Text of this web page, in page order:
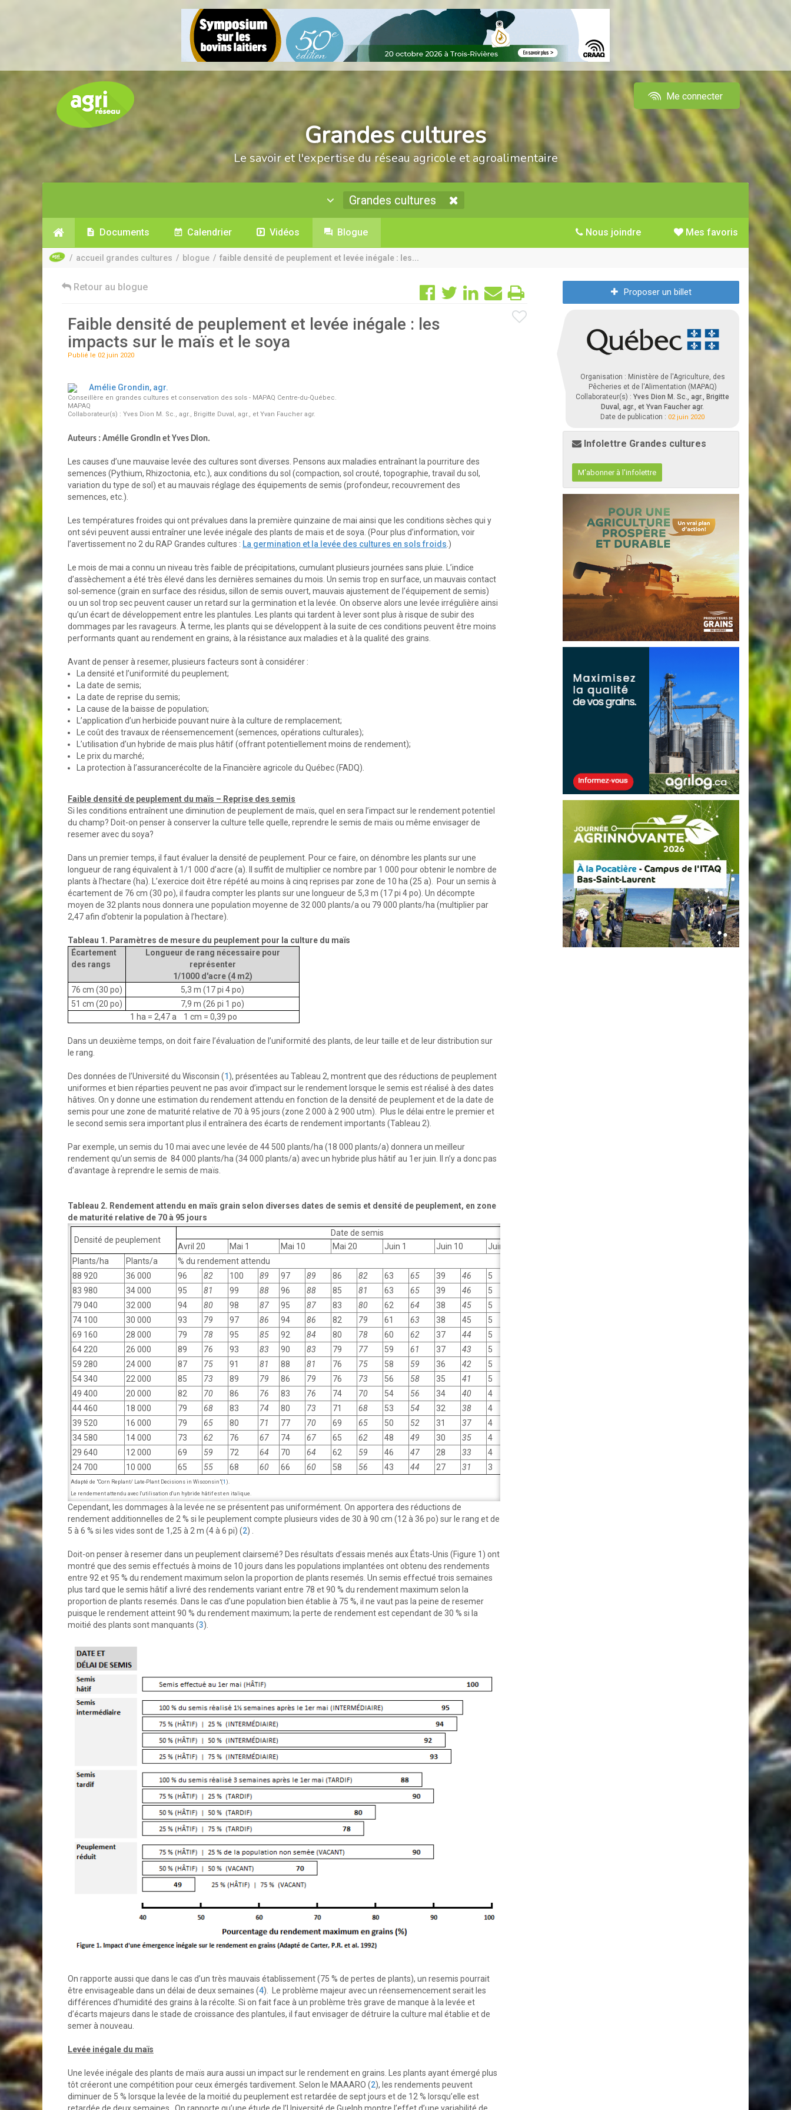
Me connecter
Grandes cultures
Le savoir et l'expertise du réseau agricole et agroalimentaire
Grandes cultures
Documents Calendrier Vidéos Blogue Mes favoris
Nous joindre
/ accueil grandes cultures / blogue / faible densité de peuplement et levée inégale : les...
Retour au blogue
Faible densité de peuplement et levée inégale : les
impacts sur le maïs et le soya
Publié le 02 juin 2020
Amélie Grondin, agr.
Conseillère en grandes cultures et conservation des sols - MAPAQ Centre-du-Québec.
MAPAQ
Collaborateur(s) : Yves Dion M. Sc., agr., Brigitte Duval, agr., et Yvan Faucher agr.
Auteurs : Amélie Grondin et Yves Dion.
Les causes d’une mauvaise levée des cultures sont diverses. Pensons aux maladies entraînant la pourriture des
semences (Pythium, Rhizoctonia, etc.), aux conditions du sol (compaction, sol crouté, topographie, travail du sol,
variation du type de sol) et au mauvais réglage des équipements de semis (profondeur, recouvrement des
semences, etc.).
Les températures froides qui ont prévalues dans la première quinzaine de mai ainsi que les conditions sèches qui y
ont sévi peuvent aussi entraîner une levée inégale des plants de maïs et de soya. (Pour plus d’information, voir
l’avertissement no 2 du RAP Grandes cultures : La germination et la levée des cultures en sols froids .)
Le mois de mai a connu un niveau très faible de précipitations, cumulant plusieurs journées sans pluie. L’indice
d’assèchement a été très élevé dans les dernières semaines du mois. Un semis trop en surface, un mauvais contact
sol-semence (grain en surface des résidus, sillon de semis ouvert, mauvais ajustement de l’équipement de semis)
ou un sol trop sec peuvent causer un retard sur la germination et la levée. On observe alors une levée irrégulière ainsi
qu’un écart de développement entre les plantules. Les plants qui tardent à lever sont plus à risque de subir des
dommages par les ravageurs. À terme, les plants qui se développent à la suite de ces conditions peuvent être moins
performants quant au rendement en grains, à la résistance aux maladies et à la qualité des grains.
Avant de penser à resemer, plusieurs facteurs sont à considérer :
La densité et l’uniformité du peuplement;
La date de semis;
La date de reprise du semis;
La cause de la baisse de population;
L’application d’un herbicide pouvant nuire à la culture de remplacement;
Le coût des travaux de réensemencement (semences, opérations culturales);
L’utilisation d’un hybride de maïs plus hâtif (offrant potentiellement moins de rendement);
Le prix du marché;
La protection à l’assurancerécolte de la Financière agricole du Québec (FADQ).
Faible densité de peuplement du maïs – Reprise des semis
Si les conditions entraînent une diminution de peuplement de maïs, quel en sera l’impact sur le rendement potentiel
du champ? Doit-on penser à conserver la culture telle quelle, reprendre le semis de maïs ou même envisager de
resemer avec du soya?
Dans un premier temps, il faut évaluer la densité de peuplement. Pour ce faire, on dénombre les plants sur une
longueur de rang équivalent à 1/1 000 d’acre (a). Il suffit de multiplier ce nombre par 1 000 pour obtenir le nombre de
plants à l’hectare (ha). L’exercice doit être répété au moins à cinq reprises par zone de 10 ha (25 a). Pour un semis à
écartement de 76 cm (30 po), il faudra compter les plants sur une longueur de 5,3 m (17 pi 4 po). Un décompte
moyen de 32 plants nous donnera une population moyenne de 32 000 plants/a ou 79 000 plants/ha (multiplier par
2,47 afin d’obtenir la population à l’hectare).
Tableau 1. Paramètres de mesure du peuplement pour la culture du maïs
Écartement
des rangs
Longueur de rang nécessaire pour
représenter
1/1000 d'acre (4 m2)
76 cm (30 po)
5,3 m (17 pi 4 po)
51 cm (20 po)
7,9 m (26 pi 1 po)
1 ha = 2,47 a 1 cm = 0,39 po
Dans un deuxième temps, on doit faire l’évaluation de l’uniformité des plants, de leur taille et de leur distribution sur
le rang.
Des données de l’Université du Wisconsin (1 ), présentées au Tableau 2, montrent que des réductions de peuplement
uniformes et bien réparties peuvent ne pas avoir d’impact sur le rendement lorsque le semis est réalisé à des dates
hâtives. On y donne une estimation du rendement attendu en fonction de la densité de peuplement et de la date de
semis pour une zone de maturité relative de 70 à 95 jours (zone 2 000 à 2 900 utm). Plus le délai entre le premier et
le second semis sera important plus il entraînera des écarts de rendement importants (Tableau 2).
Par exemple, un semis du 10 mai avec une levée de 44 500 plants/ha (18 000 plants/a) donnera un meilleur
rendement qu’un semis de 84 000 plants/ha (34 000 plants/a) avec un hybride plus hâtif au 1er juin. Il n’y a donc pas
d’avantage à reprendre le semis de maïs.
Tableau 2. Rendement attendu en maïs grain selon diverses dates de semis et densité de peuplement, en zone
de maturité relative de 70 à 95 jours
Densité de peuplement
Date de semis
Avril 20
Mai 1 Mai 10 Mai 20 Juin 1 Juin 10
Juin 20
Plants/ha
Plants/a
% du rendement attendu
88 920
36 000 96 82 100 89 97 89 86 82 63 65 39 46 5
83 980
34 000 95 81 99 88 96 88 85 81 63 65 39 46 5
79 040
32 000 94 80 98 87 95 87 83 80 62 64 38 45 5
74 100
30 000 93 79 97 86 94 86 82 79 61 63 38 45 5
69 160
28 000 79 78 95 85 92 84 80 78 60 62 37 44 5
64 220
26 000 89 76 93 83 90 83 79 77 59 61 37 43 5
59 280
24 000 87 75 91 81 88 81 76 75 58 59 36 42 5
54 340
22 000 85 73 89 79 86 79 76 73 56 58 35 41 5
49 400
20 000 82 70 86 76 83 76 74 70 54 56 34 40 4
44 460
18 000 79 68 83 74 80 73 71 68 53 54 32 38 4
39 520
16 000 79 65 80 71 77 70 69 65 50 52 31 37 4
34 580
14 000 73 62 76 67 74 67 65 62 48 49 30 35 4
29 640
12 000 69 59 72 64 70 64 62 59 46 47 28 33 4
24 700
10 000 65 55 68 60 66 60 58 56 43 44 27 31 3
Adapté de "Corn Replant/ Late-Plant Decisions in Wisconsin"(1 ).
Le rendement attendu avec l'utilisation d'un hybride hâtif est en italique.
Cependant, les dommages à la levée ne se présentent pas uniformément. On apportera des réductions de
rendement additionnelles de 2 % si le peuplement compte plusieurs vides de 30 à 90 cm (12 à 36 po) sur le rang et de
5 à 6 % si les vides sont de 1,25 à 2 m (4 à 6 pi) (2) .
Doit-on penser à resemer dans un peuplement clairsemé? Des résultats d’essais menés aux États-Unis (Figure 1) ont
montré que des semis effectués à moins de 10 jours dans les populations implantées ont obtenu des rendements
entre 92 et 95 % du rendement maximum selon la proportion de plants resemés. Un semis effectué trois semaines
plus tard que le semis hâtif a livré des rendements variant entre 78 et 90 % du rendement maximum selon la
proportion de plants resemés. Dans le cas d’une population bien établie à 75 %, il ne vaut pas la peine de resemer
puisque le rendement atteint 90 % du rendement maximum; la perte de rendement est cependant de 30 % si la
moitié des plants sont manquants (3).
On rapporte aussi que dans le cas d’un très mauvais établissement (75 % de pertes de plants), un resemis pourrait
être envisageable dans un délai de deux semaines (4). Le problème majeur avec un réensemencement serait les
différences d’humidité des grains à la récolte. Si on fait face à un problème très grave de manque à la levée et
d’écarts majeurs dans le stade de croissance des plantules, il faut envisager de détruire la culture mal établie et de
semer à nouveau.
Levée inégale du maïs
Une levée inégale des plants de maïs aura aussi un impact sur le rendement en grains. Les plants ayant émergé plus
tôt créeront une compétition pour ceux émergés tardivement. Selon le MAAARO (2), les rendements peuvent
diminuer de 5 % lorsque la levée de la moitié du peuplement est retardée de sept jours et de 12 % lorsqu’elle est
Proposer un billet
Organisation : Ministère de l'Agriculture, des
Pêcheries et de l'Alimentation (MAPAQ)
Collaborateur(s) : Yves Dion M. Sc., agr., Brigitte
Duval, agr., et Yvan Faucher agr.
Date de publication : 02 juin 2020
Infolettre Grandes cultures
M'abonner à l'infolettre